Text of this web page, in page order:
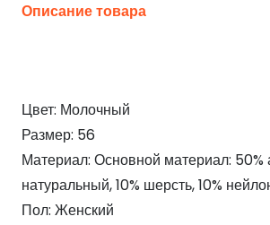
Описание товара
Цвет: Молочный
Размер: 56
Материал: Основной материал: 50%
натуральный, 10% шерсть, 10%
Пол: Женский